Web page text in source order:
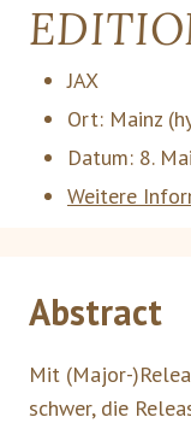
JAX
Ort: Mainz
Datum: 8.
Weitere
Abstract
Mit (Major-
schwer, die